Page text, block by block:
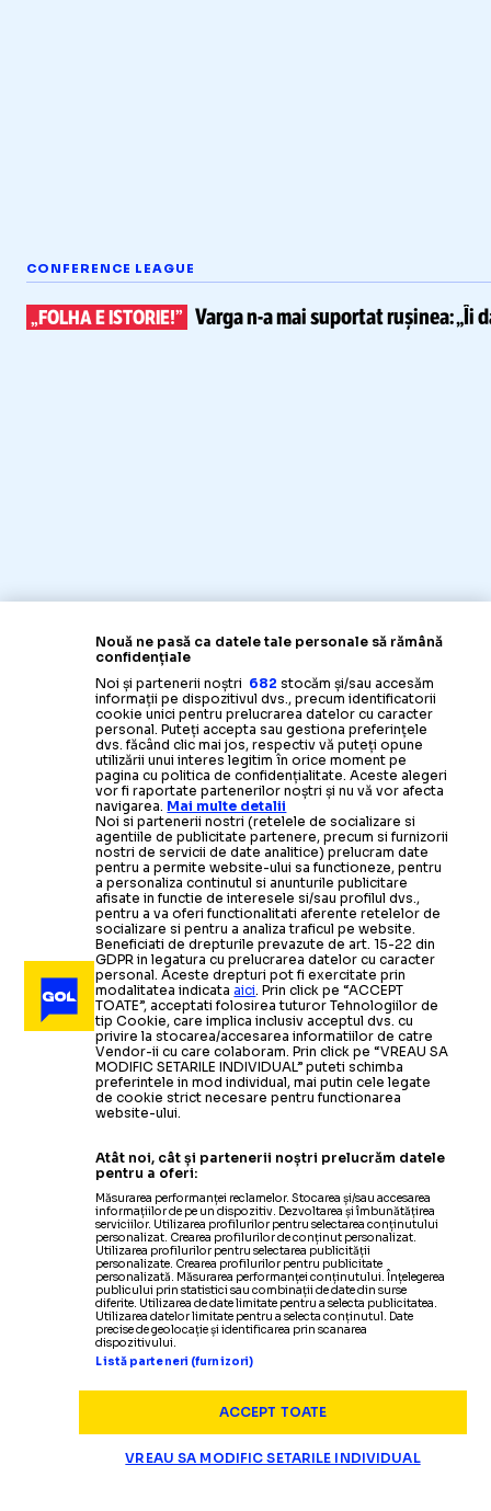
CONFERENCE LEAGUE
„FOLHA E ISTORIE!” Vargan-amai suportat rușinea:„Îi
Nouă ne pasă ca datele tale personale să rămână
confidențiale
Noi și partenerii noștri 682 stocăm și/sau accesăm
informații pe dispozitivul dvs., precum identificatorii
cookie unici pentru prelucrarea datelor cu caracter
personal. Puteți accepta sau gestiona preferințele
dvs. făcând clic mai jos, respectiv vă puteți opune
utilizării unui interes legitim în orice moment pe
pagina cu politica de confidențialitate. Aceste alegeri
vor fi raportate partenerilor noștri și nu vă vor afecta
navigarea. Mai multe detalii
Noi si partenerii nostri (retelele de socializare si
agentiile de publicitate partenere, precum si furnizorii
nostri de servicii de date analitice) prelucram date
pentru a permite website-ului sa functioneze, pentru
a personaliza continutul si anunturile publicitare
afisate in functie de interesele si/sau profilul dvs.,
pentru a va oferi functionalitati aferente retelelor de
socializare si pentru a analiza traficul pe website.
Beneficiati de drepturile prevazute de art. 15-22 din
GDPR in legatura cu prelucrarea datelor cu caracter
personal. Aceste drepturi pot fi exercitate prin
modalitatea indicataaici. Prin click pe “ACCEPT
TOATE”, acceptati folosirea tuturor Tehnologiilor de
tip Cookie, care implica inclusiv acceptul dvs. cu
privire la stocarea/accesarea informatiilor de catre
Vendor-ii cu care colaboram. Prin click pe “VREAU SA
MODIFIC SETARILE INDIVIDUAL” puteti schimba
preferintele in mod individual, mai putin cele legate
de cookie strict necesare pentru functionarea
website-ului.
Atât noi, cât și partenerii noștri prelucrăm datele
pentru a oferi:
Măsurarea performanței reclamelor. Stocarea și/sau accesarea
informațiilor de pe un dispozitiv. Dezvoltarea și îmbunătățirea
serviciilor. Utilizarea profilurilor pentru selectarea conținutului
personalizat. Crearea profilurilor de conținut personalizat.
Utilizarea profilurilor pentru selectarea publicității
personalizate. Crearea profilurilor pentru publicitate
personalizată. Măsurarea performanței conținutului. Înțelegerea
publicului prin statistici sau combinații de date din surse
diferite. Utilizarea de date limitate pentru a selecta publicitatea.
Utilizarea datelor limitate pentru a selecta conținutul. Date
precise de geolocație și identificarea prin scanarea
dispozitivului.
Listă parteneri (furnizori)
ACCEPT TOATE
VREAU SA MODIFIC SETARILE INDIVIDUAL